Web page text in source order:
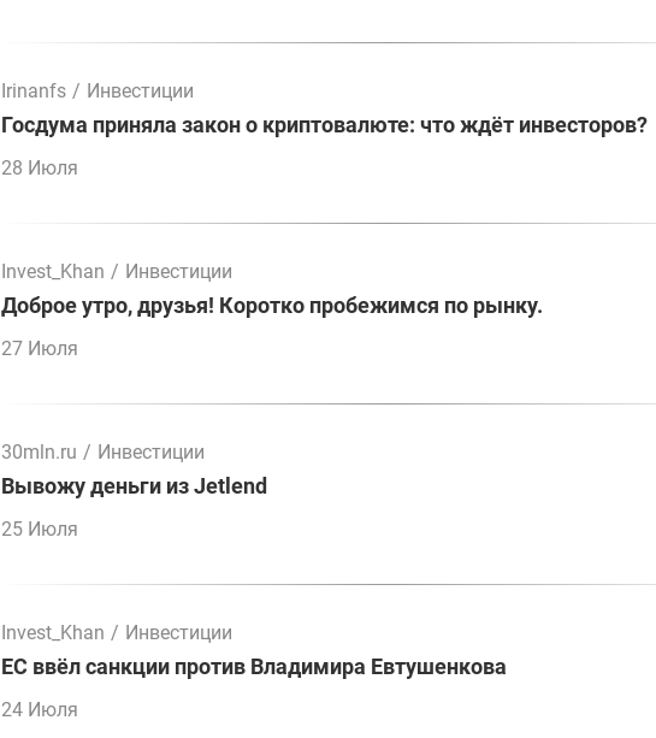
Irinanfs / Инвестиции
Госдума приняла закон о криптовалюте: что ждёт инвесторов?
28 Июля
Invest_Khan / Инвестиции
Доброе утро, друзья! Коротко пробежимся по рынку.
27 Июля
30mln.ru / Инвестиции
Вывожу деньги из Jetlend
25 Июля
Invest_Khan / Инвестиции
ЕС ввёл санкции против Владимира Евтушенкова
24 Июля